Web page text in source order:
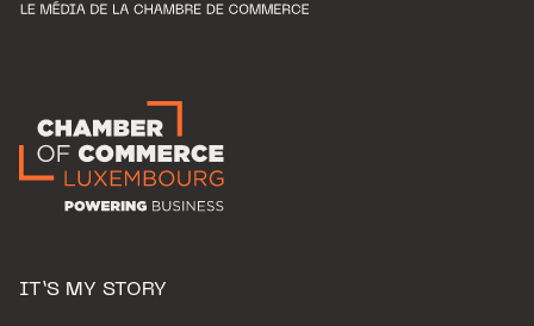
IT’S MY STORY